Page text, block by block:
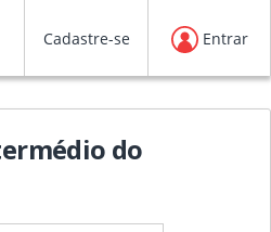
Cadastre-se Entrar
do